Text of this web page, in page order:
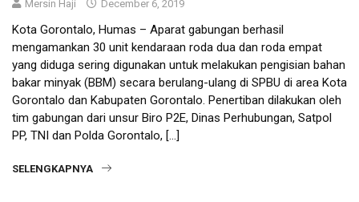
Mersin Haji December 6, 2019
Kota Gorontalo, Humas – Aparat gabungan berhasil
mengamankan 30 unit kendaraan roda dua dan roda empat
yang diduga sering digunakan untuk melakukan pengisian bahan
bakar minyak (BBM) secara berulang-ulang di SPBU di area Kota
Gorontalo dan Kabupaten Gorontalo. Penertiban dilakukan oleh
tim gabungan dari unsur Biro P2E, Dinas Perhubungan, Satpol
PP, TNI dan Polda Gorontalo, […]
SELENGKAPNYA